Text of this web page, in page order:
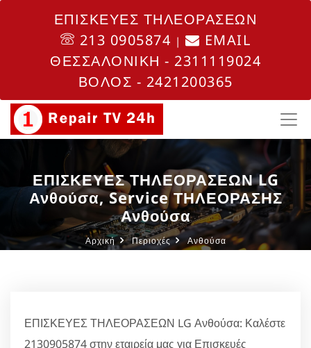
ΕΠΙΣΚΕΥΕΣ ΤΗΛΕΟΡΑΣΕΩΝ
213 0905874 |
EMAIL
ΘΕΣΣΑΛΟΝΙΚΗ - 2311119024
ΒΟΛΟΣ - 2421200365
ΕΠΙΣΚΕΥΕΣ ΤΗΛΕΟΡΑΣΕΩΝ LG
Ανθούσα, Service ΤΗΛΕΟΡΑΣΗΣ
Ανθούσα
Αρχική Περιοχές Ανθούσα
ΕΠΙΣΚΕΥΕΣ ΤΗΛΕΟΡΑΣΕΩΝ LG Ανθούσα: Καλέστε
2130905874 στην εταιρεία μας για Επισκευές